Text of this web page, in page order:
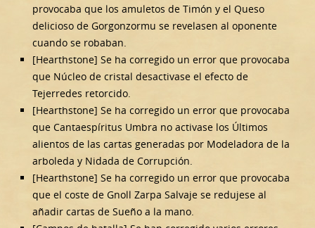
provocaba que los amuletos de Timón y el Queso
delicioso de Gorgonzormu se revelasen al oponente
cuando se robaban.
[Hearthstone] Se ha corregido un error que provocaba
que Núcleo de cristal desactivase el efecto de
Tejerredes retorcido.
[Hearthstone] Se ha corregido un error que provocaba
que Cantaespíritus Umbra no activase los Últimos
alientos de las cartas generadas por Modeladora de la
arboleda y Nidada de Corrupción.
[Hearthstone] Se ha corregido un error que provocaba
que el coste de Gnoll Zarpa Salvaje se redujese al
añadir cartas de Sueño a la mano.